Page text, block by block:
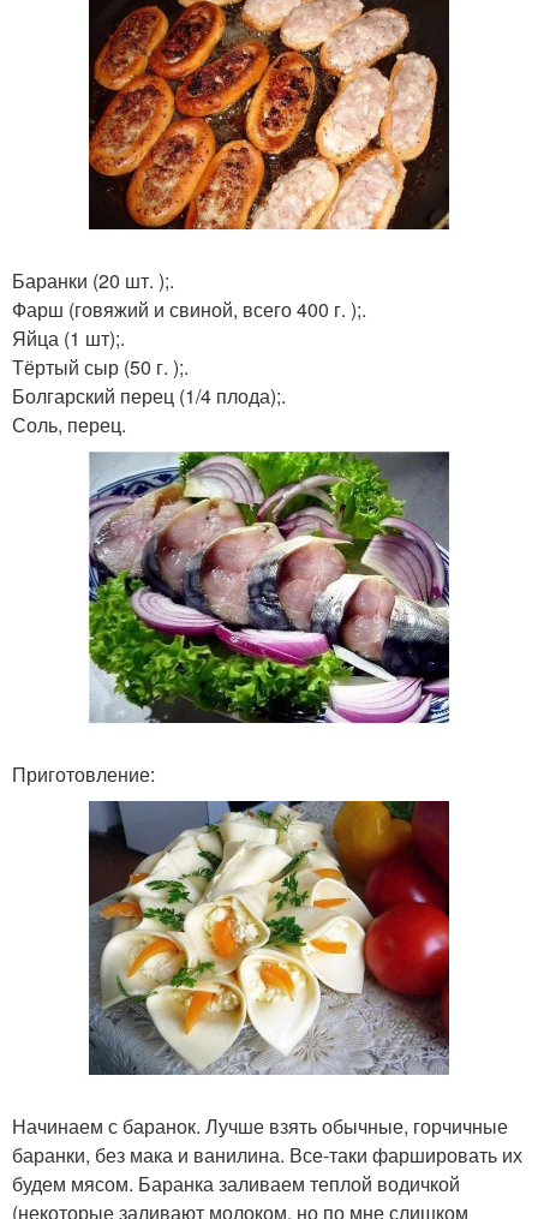
Баранки (20 шт. );.
Фарш (говяжий и свиной, всего 400 г. );.
Яйца (1 шт);.
Тёртый сыр (50 г. );.
Болгарский перец (1/4 плода);.
Соль, перец.
Приготовление:
Начинаем с баранок. Лучше взять обычные, горчичные
баранки, без мака и ванилина. Все-таки фаршировать их
будем мясом. Баранка заливаем теплой водичкой
(некоторые заливают молоком, но по мне слишком